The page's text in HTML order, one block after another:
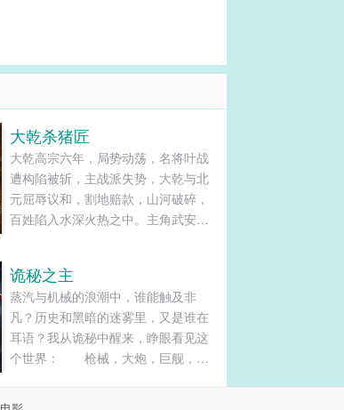
大乾杀猪匠
大乾高宗六年，局势动荡，名将叶战
遭构陷被斩，主战派失势，大乾与北
元屈辱议和，割地赔款，山河破碎，
百姓陷入水深火热之中。主角武安君
计，不得不重拾杀猪旧业。在一次杀
猪时，他意外激活杀戮值兑换奖励系
统，就此开启逆袭之路。......
诡秘之主
蒸汽与机械的浪潮中，谁能触及非
凡？历史和黑暗的迷雾里，又是谁在
耳语？我从诡秘中醒来，睁眼看见这
个世界： 枪械，大炮，巨舰，飞
倒吊人，封印物……光明...